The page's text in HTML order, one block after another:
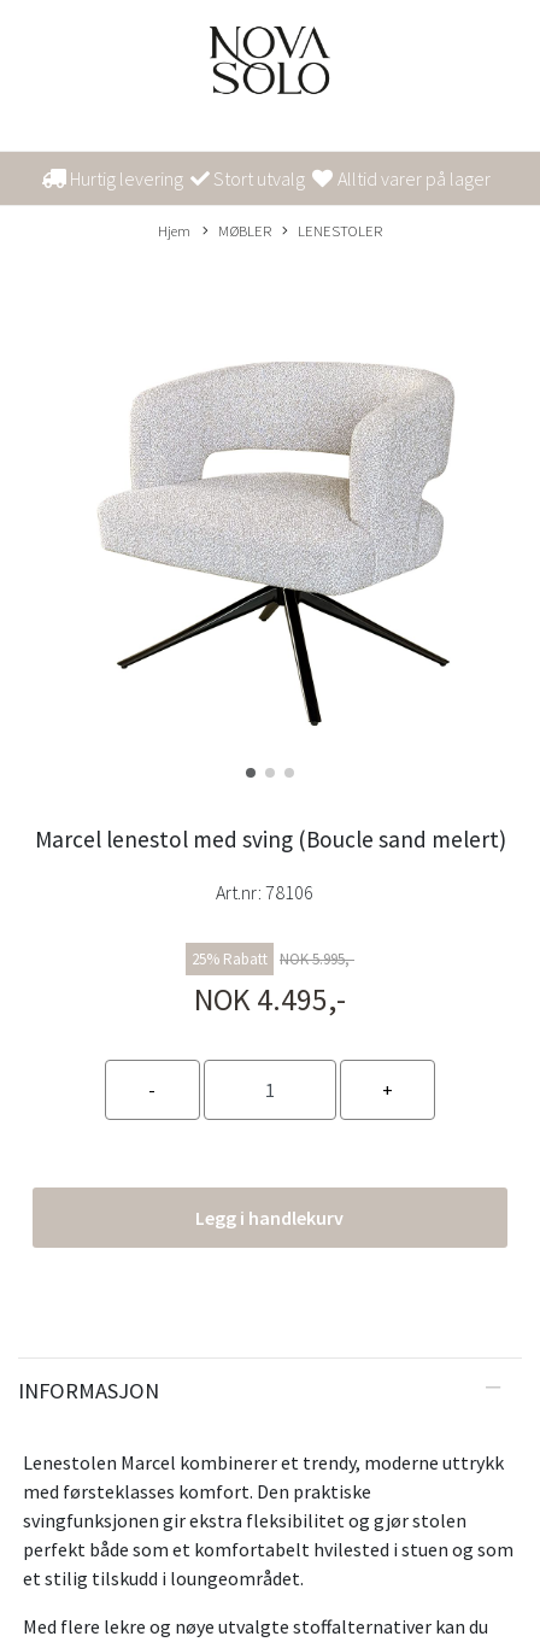
Hurtig levering Stort utvalg Alltid varer på lager
Hjem MØBLER LENESTOLER
Marcel lenestol med sving (Boucle sand melert)
Art.nr: 78106
25% Rabatt NOK 5.995,-
NOK 4.495,-
Legg i handlekurv
INFORMASJON
Lenestolen Marcel kombinerer et trendy, moderne uttrykk
med førsteklasses komfort. Den praktiske
svingfunksjonen gir ekstra fleksibilitet og gjør stolen
perfekt både som et komfortabelt hvilested i stuen og som
et stilig tilskudd i loungeområdet.
Med flere lekre og nøye utvalgte stoffalternativer kan du